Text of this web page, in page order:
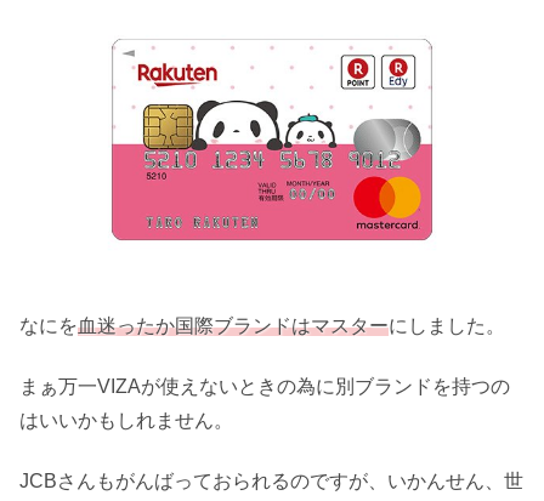
なにを血迷ったか国際ブランドはマスターにしました。
まぁ万一VIZAが使えないときの為に別ブランドを持つの
はいいかもしれません。
JCBさんもがんばっておられるのですが、いかんせん、世